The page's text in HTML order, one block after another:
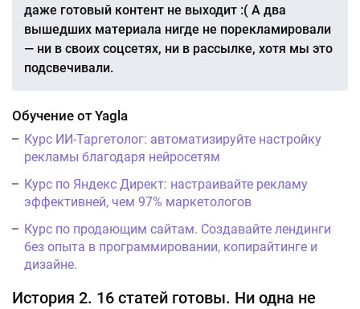
даже готовый контент не выходит :( А два
вышедших материала нигде не порекламировали
— ни в своих соцсетях, ни в рассылке, хотя мы это
подсвечивали.
Обучение от Yagla
Курс ИИ-Таргетолог: автоматизируйте настройку
рекламы благодаря нейросетям
Курс по Яндекс Директ: настраивайте рекламу
эффективней, чем 97% маркетологов
Курс по продающим сайтам. Создавайте лендинги
без опыта в программировании, копирайтинге и
дизайне.
История 2. 16 статей готовы. Ни одна не